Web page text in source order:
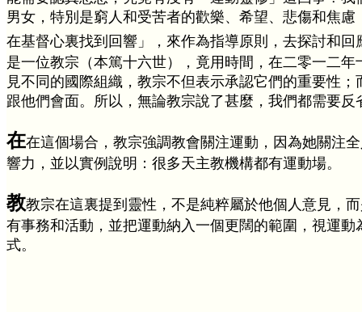
男女，特別是窮人和受苦者的歡樂、希望、悲傷和焦
在基督心裏找到回響」，來作為指導原則，去探討和
是一位教宗（本篤十六世），竟用時間，在二零一二
見不同的國際組織，教宗不但表示承認它們的重要性
跟他們會面。所以，無論教宗說了甚麼，我們都需要反
在在這個場合，教宗強調教會關注運動，因為她關注
響力，並以實例說明：很多天主教機構都有運動場。
教教宗在這裏提到靈性，不是純粹屬於他個人意見，
有事務和活動，並把運動納入一個更闊的範圍，視運
式。